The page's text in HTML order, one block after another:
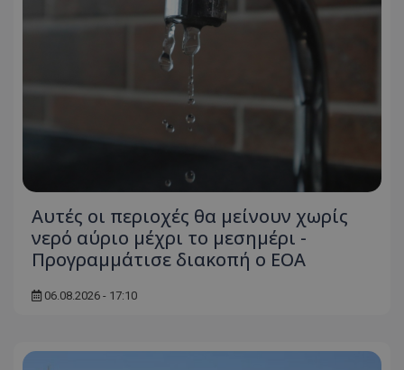
Αυτές οι περιοχές θα μείνουν χωρίς
νερό αύριο μέχρι το μεσημέρι -
Προγραμμάτισε διακοπή ο ΕΟΑ
06.08.2026 - 17:10